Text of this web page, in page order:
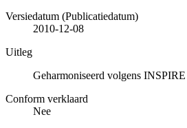
Versiedatum (Publicatiedatum)
2010-12-08
Uitleg
Geharmoniseerd volgens
Conform verklaard
Nee